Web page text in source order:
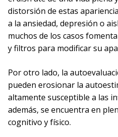
distorsión de estas
a la ansiedad, depresión o
muchos de los casos
y filtros para modificar su
Por otro lado, la
pueden erosionar la
altamente susceptible a las
además, se encuentra en
cognitivo y físico.